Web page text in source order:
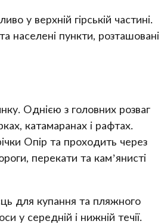
у верхній гірській частині.
населені пункти, розташовані
Однією з головних розваг
катамаранах і рафтах.
Опір та проходить через
перекати та кам’янисті
для купання та пляжного
у середній і нижній течії.